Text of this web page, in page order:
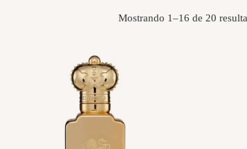
Mostrando 1–16 de 20